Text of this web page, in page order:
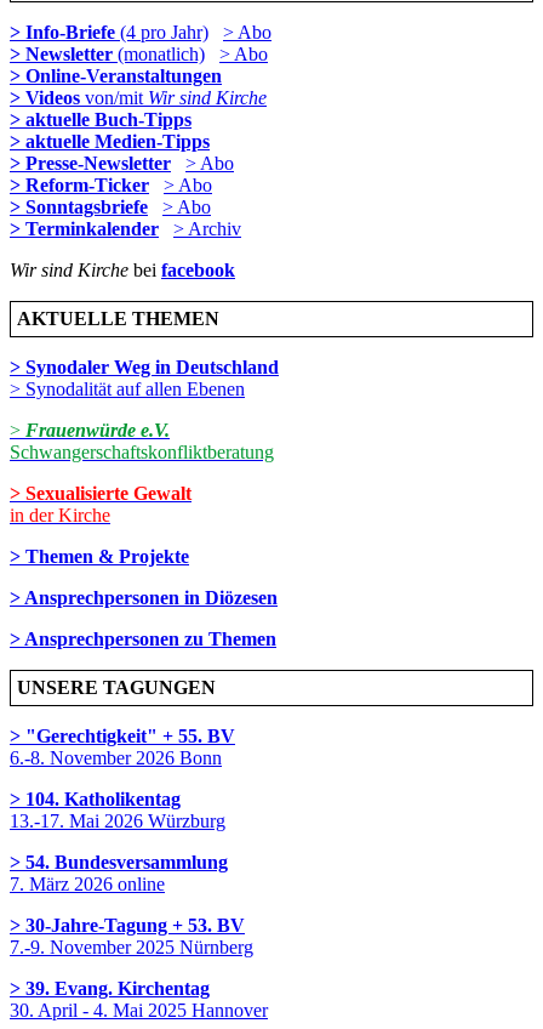
> Info-Briefe (4 pro Jahr)
> Abo
> Newsletter (monatlich)
> Abo
> Online-Veranstaltungen
> Videos von/mit Wir sind Kirche
> aktuelle Buch-Tipps
> aktuelle Medien-Tipps
> Presse-Newsletter
> Abo
> Reform-Ticker
> Abo
> Sonntagsbriefe
> Abo
> Terminkalender
> Archiv
Wir sind Kirche bei facebook
AKTUELLE THEMEN
> Synodaler Weg in Deutschland
> Synodalität auf allen Ebenen
> Frauenwürde e.V.
Schwangerschaftskonfliktberatung
> Sexualisierte Gewalt
in der Kirche
> Themen & Projekte
> Ansprechpersonen in Diözesen
> Ansprechpersonen zu Themen
UNSERE TAGUNGEN
> "Gerechtigkeit" + 55. BV
6.-8. November 2026 Bonn
> 104. Katholikentag
13.-17. Mai 2026 Würzburg
> 54. Bundesversammlung
7. März 2026 online
> 30-Jahre-Tagung + 53. BV
7.-9. November 2025 Nürnberg
> 39. Evang. Kirchentag
30. April - 4. Mai 2025 Hannover